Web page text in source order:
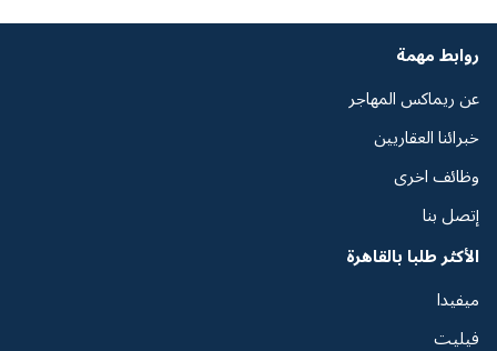
روابط مهمة
عن ريماكس المهاجر
خبرائنا العقاريين
وظائف اخرى
إتصل بنا
الأكثر طلبا بالقاهرة
ميفيدا
فيليت